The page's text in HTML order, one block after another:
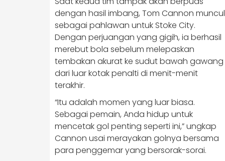
dengan hasil imbang, Tom Cannon muncul
sebagai pahlawan untuk Stoke City.
Dengan perjuangan yang gigih, ia berhasil
merebut bola sebelum melepaskan
tembakan akurat ke sudut bawah gawang
dari luar kotak penalti di menit-menit
terakhir.
“Itu adalah momen yang luar biasa.
Sebagai pemain, Anda hidup untuk
mencetak gol penting seperti ini,” ungkap
Cannon usai merayakan golnya bersama
para penggemar yang bersorak-sorai.